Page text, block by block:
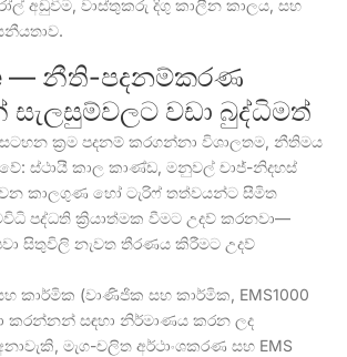
අඩුවීම, වාස්තුකරු දිගු කාලීන කාලය, සහ
— නීති-පදනම්කරණ
වඩා බුද්ධිමත්
ක්‍රම පදනම් කරගන්නා විශාලතම, නීතිමය
ස්ථායී කාල කාණ්ඩ, මනුවල් චාජ්-නිදහස්
කාලගුණ හෝ ටැරිෆ් තත්වයන්ට සීමිත
පද්ධති ක්‍රියාත්මක වීමට උදව් කරනවා—
සිතුවිලි නැවත තීරණය කිරීමට උදව්
කාර්මික (වාණිජික සහ කාර්මික, EMS1000
කරන්නන් සඳහා නිර්මාණය කරන ලද
මැග-චලිත අර්ථාංශකරණ සහ EMS